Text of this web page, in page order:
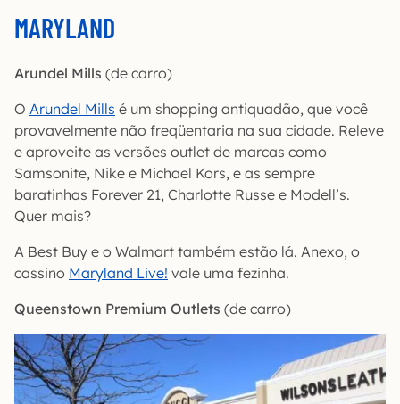
MARYLAND
Arundel Mills (de carro)
O Arundel Mills é um shopping antiquadão, que você
provavelmente não freqüentaria na sua cidade. Releve
e aproveite as versões outlet de marcas como
Samsonite, Nike e Michael Kors, e as sempre
baratinhas Forever 21, Charlotte Russe e Modell’s.
Quer mais?
A Best Buy e o Walmart também estão lá. Anexo, o
cassino Maryland Live! vale uma fezinha.
Queenstown Premium Outlets (de carro)